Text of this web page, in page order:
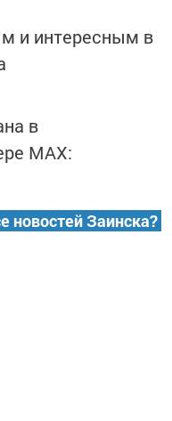
и интересным в
в
MАХ:
новостей Заинска?